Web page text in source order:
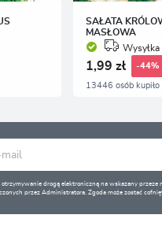
SAŁATA
MASŁOWA
Wysyłka
1,99 zł -44%
13446 osób kupiło
drogą elektroniczną na wskazany przeze
przez Administratora. Zgoda może zostać